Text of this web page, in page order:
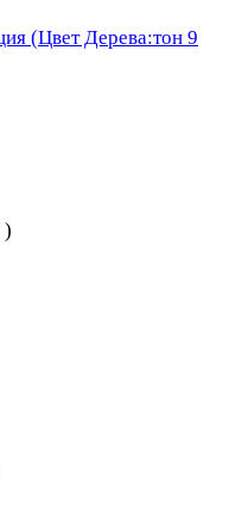
(Цвет Дерева:тон 9
)